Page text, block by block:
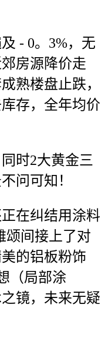
- 0。3%，无
房源降价走
熟楼盘止跌，
存，全年均价
时2大黄金三
问可知！
在纠结用涂料
颂间接上了对
的铝板粉饰
（局部涂
镜，未来无疑